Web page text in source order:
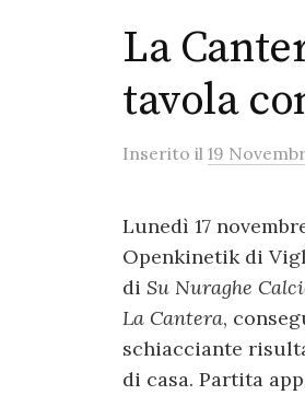
La
tavola
Inserito il 19
Lunedì 17
Openkinetik di
di Su Nuraghe
La Cantera,
schiacciante
di casa. Partita